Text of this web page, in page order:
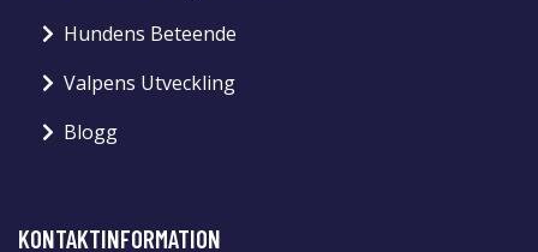
Hundens Beteende
Valpens Utveckling
Blogg
KONTAKTINFORMATION